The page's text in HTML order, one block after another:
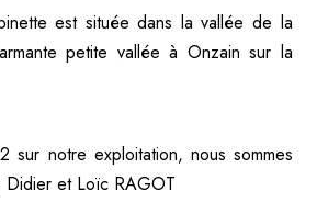
est située dans la vallée de la
petite vallée à Onzain sur la
sur notre exploitation, nous sommes
Didier et Loïc RAGOT